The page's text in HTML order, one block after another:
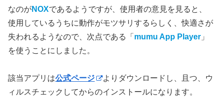
なのがNOXであるようですが、使用者の意見を見ると、
使用しているうちに動作がモツサリするらしく、快適さが
失われるようなので、次点である「 mumu App Player 」
を使うことにしました。
該当アプリは公式ページ
よりダウンロードし、且つ、ウ
ィルスチェックしてからのインストールになります。